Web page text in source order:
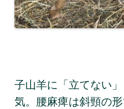
子山羊に「立てない
気。腰麻痺は斜頸の